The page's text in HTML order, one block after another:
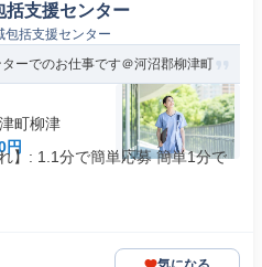
括支援センター
包括支援センター
ーでのお仕事です＠河沼郡柳津町
町柳津
円
】: 1.1分で簡単応募 簡単1分で